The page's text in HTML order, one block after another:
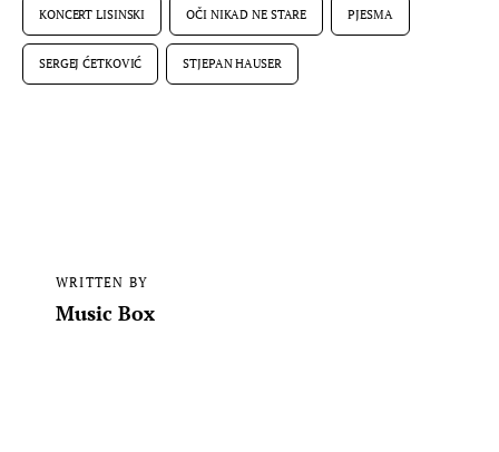
KONCERT LISINSKI OČI NIKAD NE STARE PJESMA
SERGEJ ĆETKOVIĆ STJEPAN HAUSER
WRITTEN BY
Music Box